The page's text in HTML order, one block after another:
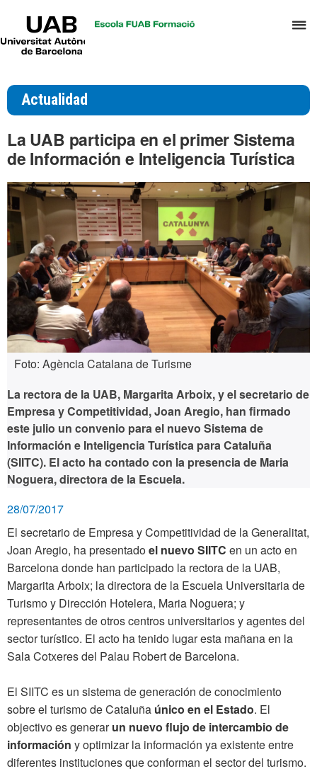
y
Universitat
Actualidad
La UAB participa en el primer Sistema
de Información e Inteligencia Turística
Foto: Agència Catalana de Turisme
La rectora de la UAB, Margarita Arboix, y el secretario de
Empresa y Competitividad, Joan Aregio, han firmado
este julio un convenio para el nuevo Sistema de
Información e Inteligencia Turística para Cataluña
(SIITC). El acto ha contado con la presencia de Maria
Noguera, directora de la Escuela.
28/07/2017
El secretario de Empresa y Competitividad de la Generalitat,
Joan Aregio, ha presentadoel nuevo SIITC en un acto en
Barcelona donde han participado la rectora de la UAB,
Margarita Arboix; la directora de la Escuela Universitaria de
Turismo y Dirección Hotelera, Maria Noguera; y
representantes de otros centros universitarios y agentes del
sector turístico. El acto ha tenido lugar esta mañana en la
Sala Cotxeres del Palau Robert de Barcelona.
El SIITC es un sistema de generación de conocimiento
sobre el turismo de Cataluña único en el Estado. El
objectivo es generarun nuevo flujo de intercambio de
información y optimizar la información ya existente entre
diferentes instituciones que conforman el sector del turismo.